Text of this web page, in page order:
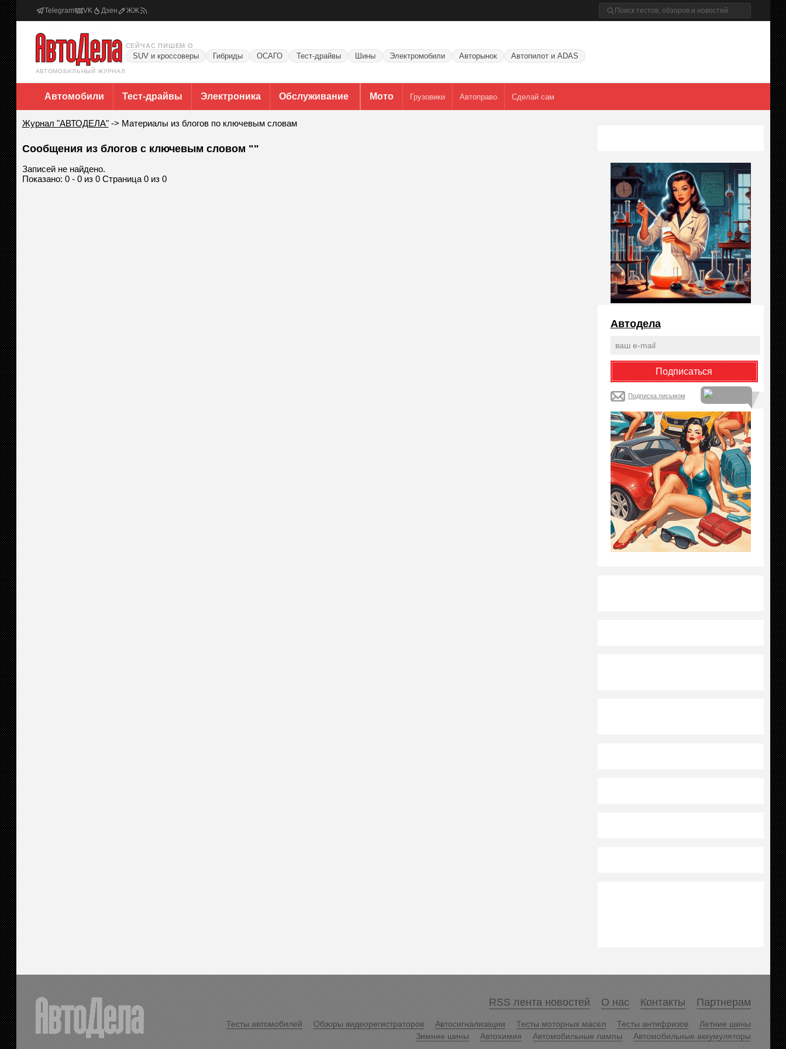
Telegram VK Дзен ЖЖ
АВТОМОБИЛЬНЫЙ ЖУРНАЛ
СЕЙЧАС ПИШЕМ О
SUV и кроссоверы Гибриды ОСАГО Тест-драйвы Шины Электромобили Авторынок Автопилот и ADAS
Автомобили Тест-драйвы Электроника Обслуживание Мото Грузовики Автоправо Сделай сам
Журнал "АВТОДЕЛА"-> Материалы из блогов по ключевым словам
Сообщения из блогов с ключевым словом ""
Записей не найдено.
Показано: 0 - 0 из 0 Страница 0 из 0
Автодела
Подписка письмом
RSS лента новостей О нас Контакты Партнерам
Тесты автомобилей Обзоры видеорегистраторов Автосигнализации Тесты моторных масел Тесты антифризов
Летние шины
Зимние шины
Автохимия Автомобильные лампы Автомобильные аккумуляторы